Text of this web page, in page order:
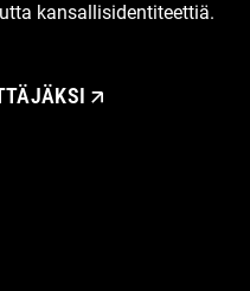
kansallisidentiteettiä.